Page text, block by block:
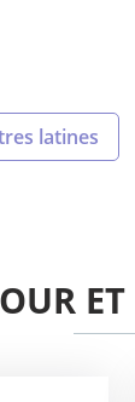
latines